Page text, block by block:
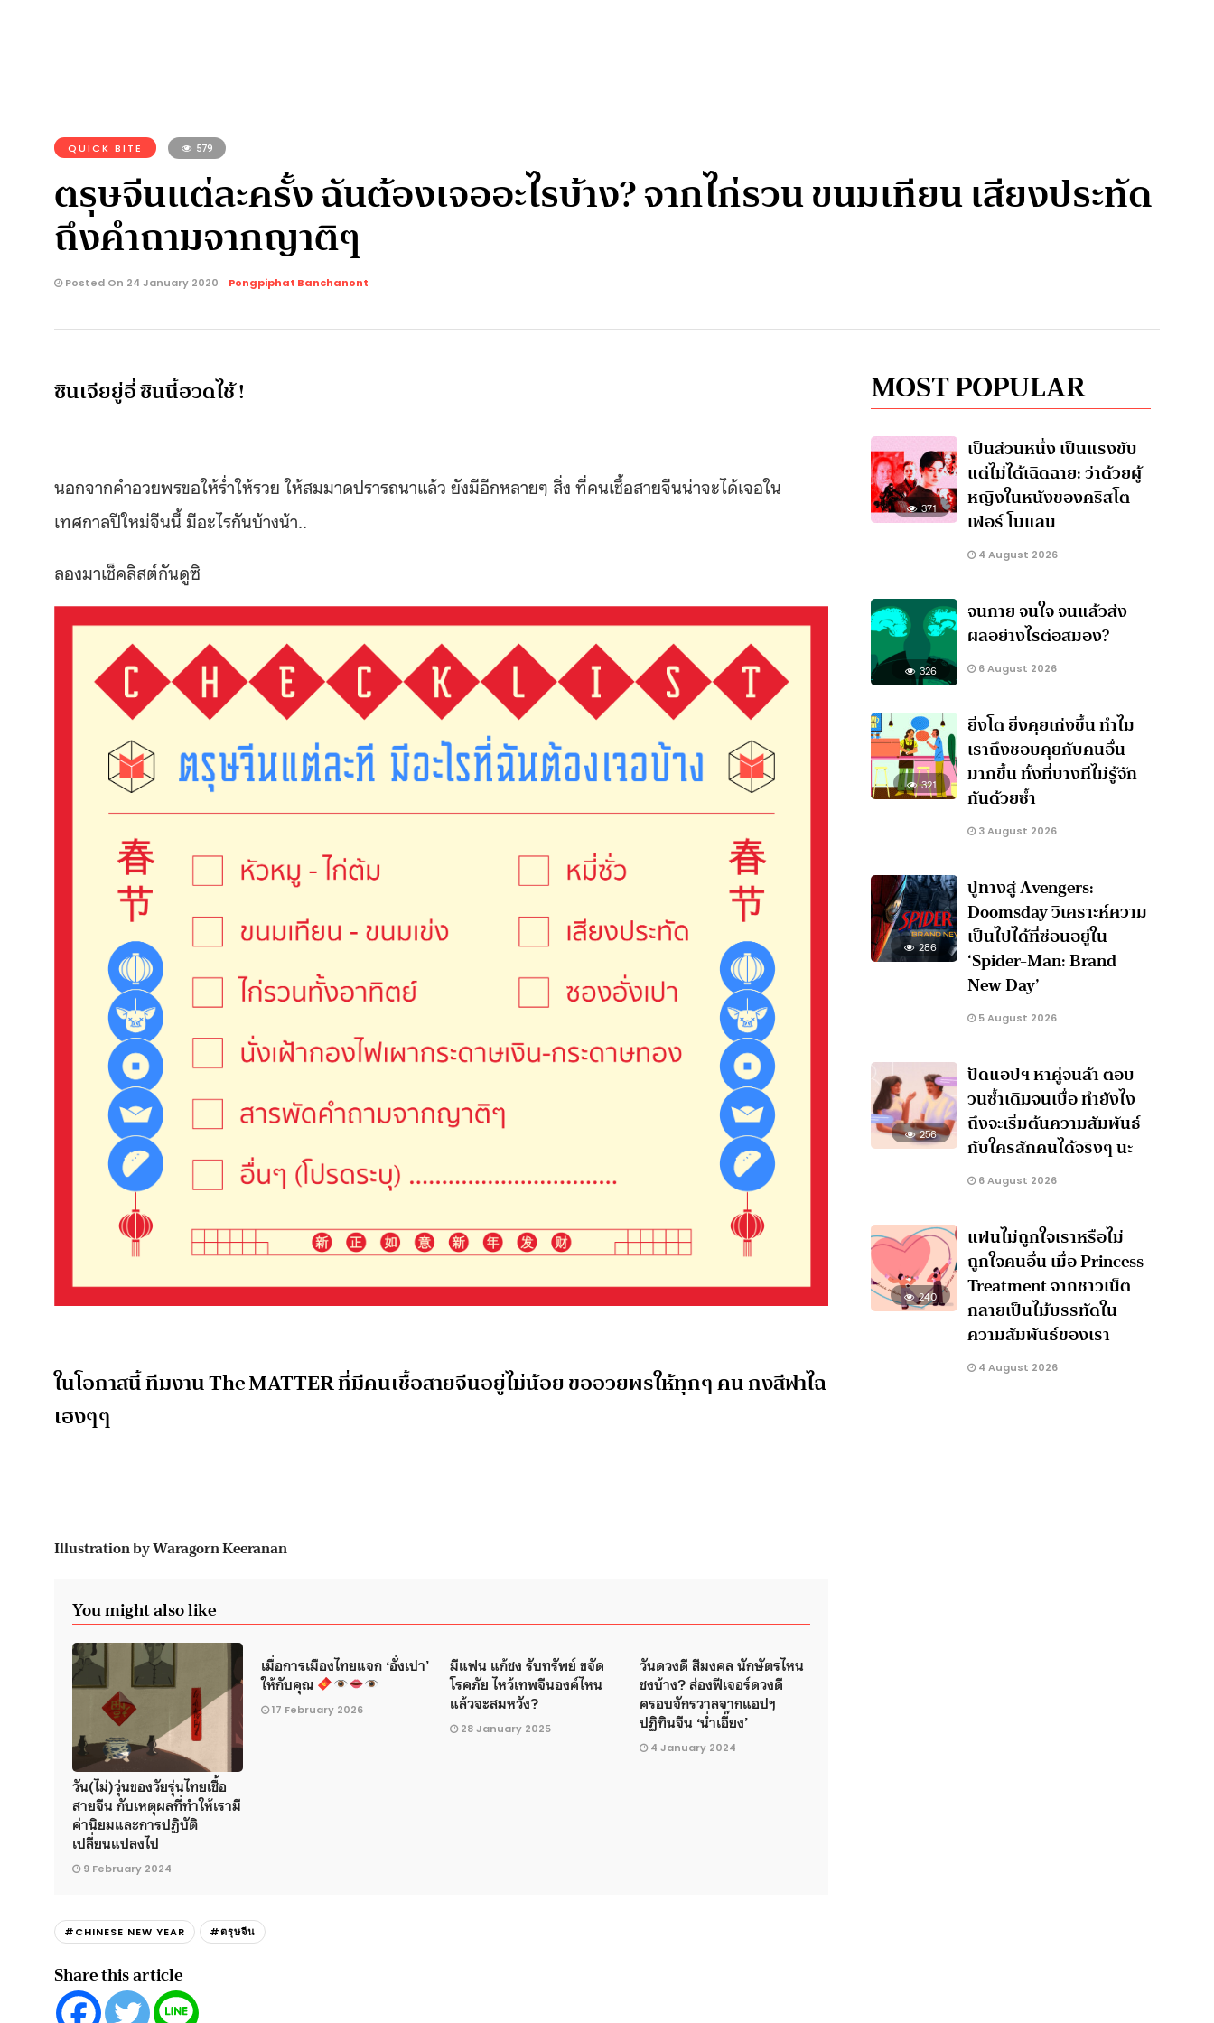
QUICK BITE 579
ตรุษจีนแต่ละครั้ง ฉันต้องเจออะไรบ้าง? จากไก่รวน ขนมเทียน เสียงประทัด
ถึงคำถามจากญาติๆ
Posted On 24 January 2020 Pongpiphat Banchanont
ซินเจียยู่อี่ ซินนี้ฮวดไช้ !
นอกจากคำอวยพรขอให้ร่ำให้รวย ให้สมมาดปรารถนาแล้ว ยังมีอีกหลายๆ สิ่ง ที่คนเชื้อสายจีนน่าจะได้เจอใน
เทศกาลปีใหม่จีนนี้ มีอะไรกันบ้างน้า..
ลองมาเช็คลิสต์กันดูซิ
ในโอกาสนี้ ทีมงาน The MATTER ที่มีคนเชื้อสายจีนอยู่ไม่น้อย ขออวยพรให้ทุกๆ คน กงสีฟาไฉ
เฮงๆๆ
Illustration by Waragorn Keeranan
You might also like
วัน(ไม่)วุ่นของวัยรุ่นไทยเชื้อ
สายจีน กับเหตุผลที่ทำให้เรามี
ค่านิยมและการปฏิบัติ
เปลี่ยนแปลงไป
9 February 2024
เมื่อการเมืองไทยแจก ‘อั่งเปา’
ให้กับคุณ
17 February 2026
มีแฟน แก้ชง รับทรัพย์ ขจัด
โรคภัย ไหว้เทพจีนองค์ไหน
แล้วจะสมหวัง?
28 January 2025
วันดวงดี สีมงคล นักษัตรไหน
ชงบ้าง? ส่องฟีเจอร์ดวงดี
ครอบจักรวาลจากแอปฯ
ปฏิทินจีน ‘น่ำเอี๊ยง’
4 January 2024
#CHINESE NEW YEAR #ตรุษจีน
Share this article
MOST POPULAR
371
เป็นส่วนหนึ่ง เป็นแรงขับ
แต่ไม่ได้เฉิดฉาย: ว่าด้วยผู้
หญิงในหนังของคริสโต
เฟอร์ โนแลน
4 August 2026
326
จนกาย จนใจ จนแล้วส่ง
ผลอย่างไรต่อสมอง?
6 August 2026
321
ยิ่งโต ยิ่งคุยเก่งขึ้น ทำไม
เราถึงชอบคุยกับคนอื่น
มากขึ้น ทั้งที่บางทีไม่รู้จัก
กันด้วยซ้ำ
3 August 2026
286
ปูทางสู่ Avengers:
Doomsday วิเคราะห์ความ
เป็นไปได้ที่ซ่อนอยู่ใน
‘Spider-Man: Brand
New Day’
5 August 2026
256
ปัดแอปฯ หาคู่จนล้า ตอบ
วนซ้ำเดิมจนเบื่อ ทำยังไง
ถึงจะเริ่มต้นความสัมพันธ์
กับใครสักคนได้จริงๆ นะ
6 August 2026
240
แฟนไม่ถูกใจเราหรือไม่
ถูกใจคนอื่น เมื่อ Princess
Treatment จากชาวเน็ต
กลายเป็นไม้บรรทัดใน
ความสัมพันธ์ของเรา
4 August 2026